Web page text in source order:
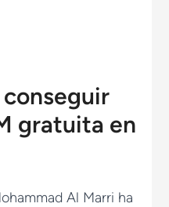
gratuita en
Al Marri ha